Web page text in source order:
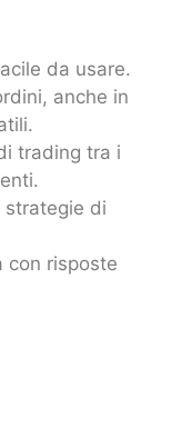
da usare.
anche in
trading tra i
strategie di
con risposte